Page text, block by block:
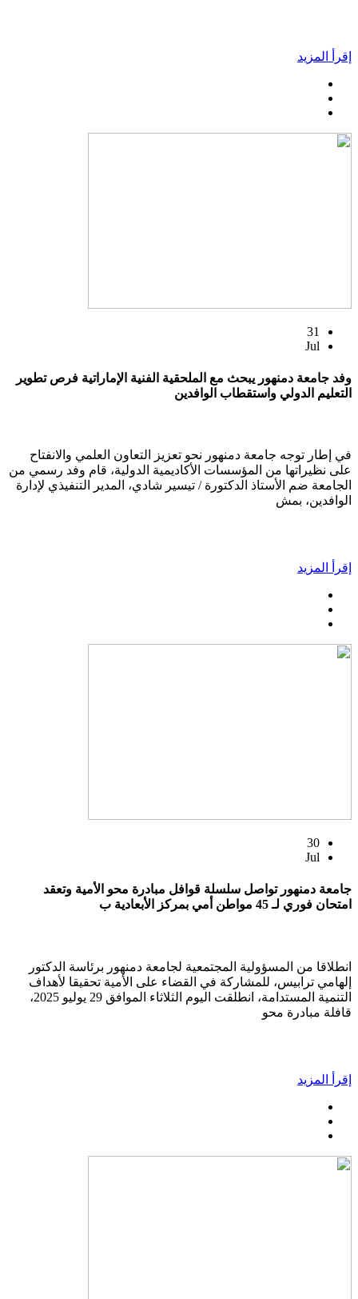
إقرأ المزيد
31
Jul
وفد جامعة دمنهور يبحث مع الملحقية الفنية الإماراتية فرص تطوير
التعليم الدولي واستقطاب الوافدين
في إطار توجه جامعة دمنهور نحو تعزيز التعاون العلمي والانفتاح
على نظيراتها من المؤسسات الأكاديمية الدولية، قام وفد رسمي من
الجامعة ضم الأستاذ الدكتورة / تيسير شادي، المدير التنفيذي لإدارة
الوافدين، بمش
إقرأ المزيد
30
Jul
جامعة دمنهور تواصل سلسلة قوافل مبادرة محو الأمية وتعقد
امتحان فوري لـ 45 مواطن أمي بمركز الأبعادية ب
انطلاقا من المسؤولية المجتمعية لجامعة دمنهور برئاسة الدكتور
إلهامي ترابيس، للمشاركة في القضاء على الأمية تحقيقا لأهداف
التنمية المستدامة، انطلقت اليوم الثلاثاء الموافق 29 يوليو 2025،
قافلة مبادرة محو
إقرأ المزيد